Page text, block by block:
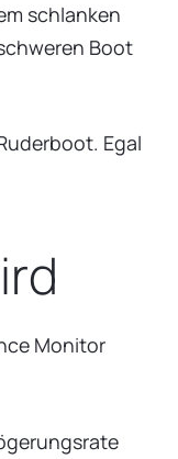
schlanken
Boot
Egal
Monitor